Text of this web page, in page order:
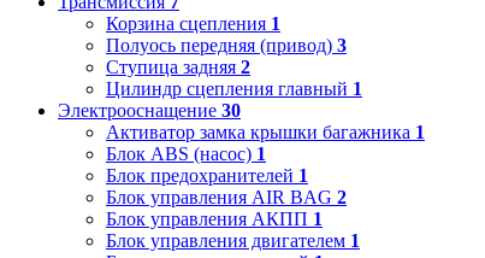
Корзина сцепления 1
Полуось передняя (привод) 3
Ступица задняя 2
Цилиндр сцепления главный 1
Электрооснащение 30
Активатор замка крышки багажника 1
Блок ABS (насос) 1
Блок предохранителей 1
Блок управления AIR BAG 2
Блок управления АКПП 1
Блок управления двигателем 1